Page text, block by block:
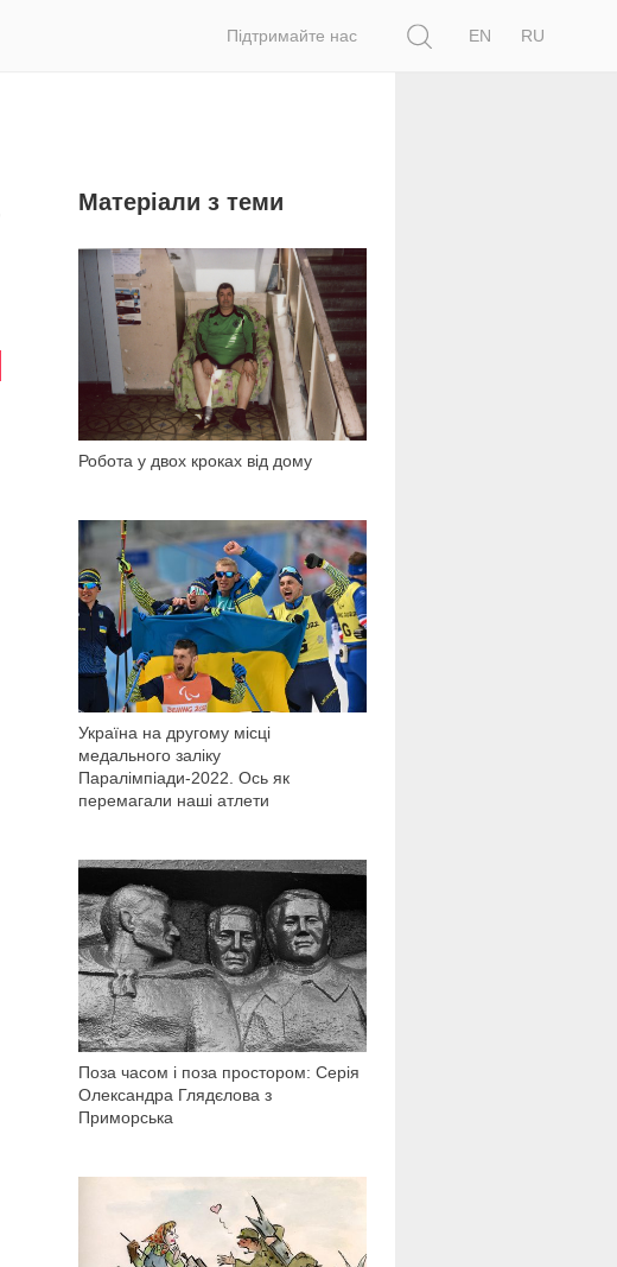
Підтримайте нас
EN
RU
Матеріали з теми
Робота у двох кроках від дому
9 160
Україна на другому місці
медального заліку
Паралімпіади-2022. Ось як
перемагали наші атлети
3 594
Поза часом і поза простором: Серія
Олександра Глядєлова з
Приморська
3 939